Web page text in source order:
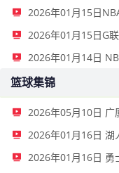
2026年01月15日
2026年01月14日
篮球集锦